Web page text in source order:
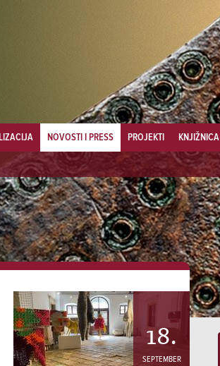
NOVOSTI I PRESS PROJEKTI KNJIŽNICA
18.
SEPTEMBER